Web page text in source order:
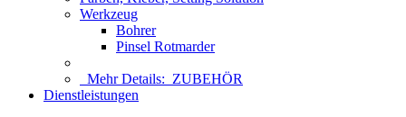
Werkzeug
Bohrer
Pinsel Rotmarder
Mehr Details: ZUBEHÖR
Dienstleistungen